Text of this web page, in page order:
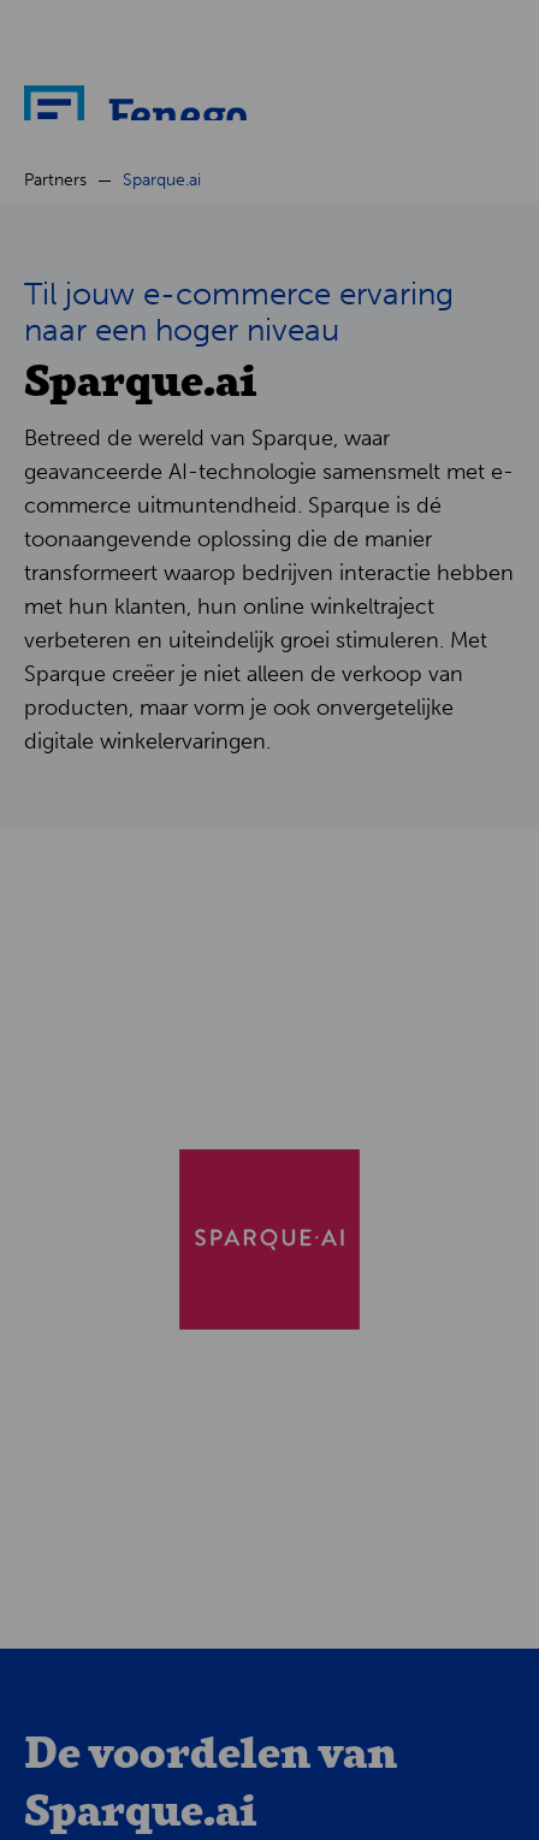
Over ons
Cases
Partners
Jobs
Contact
NL
EN
Partners Sparque.ai
Til jouw e-commerce ervaring
naar een hoger niveau
Sparque.ai
Betreed de wereld van Sparque, waar
geavanceerde AI-technologie samensmelt met e-
commerce uitmuntendheid. Sparque is dé
toonaangevende oplossing die de manier
transformeert waarop bedrijven interactie hebben
met hun klanten, hun online winkeltraject
verbeteren en uiteindelijk groei stimuleren. Met
Sparque creëer je niet alleen de verkoop van
producten, maar vorm je ook onvergetelijke
digitale winkelervaringen.
De voordelen van
Sparque.ai